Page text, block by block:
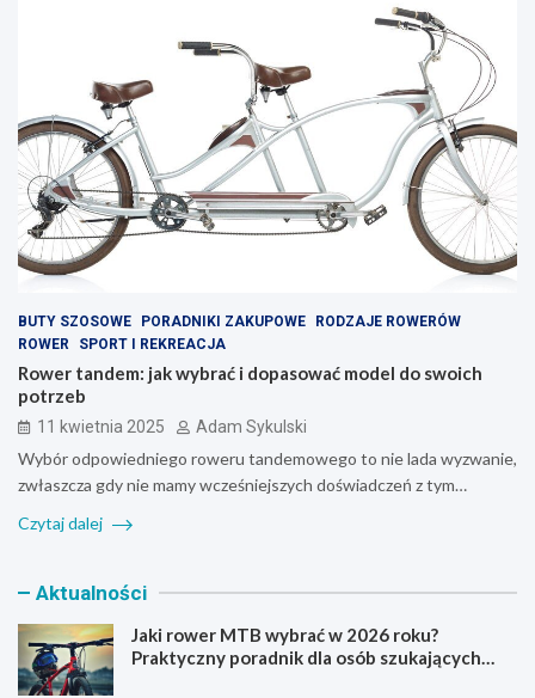
BUTY SZOSOWE PORADNIKI ZAKUPOWE
RODZAJE ROWERÓW
ROWER
SPORT I REKREACJA
Rower tandem: jak wybrać i dopasować model do swoich
potrzeb
11 kwietnia 2025 Adam Sykulski
Wybór odpowiedniego roweru tandemowego to nie lada wyzwanie,
zwłaszcza gdy nie mamy wcześniejszych doświadczeń z tym…
Czytaj dalej
Aktualności
Jaki rower MTB wybrać w 2026 roku?
Praktyczny poradnik dla osób szukających